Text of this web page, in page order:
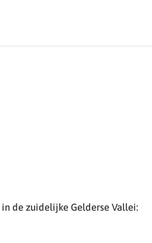
de zuidelijke Gelderse Vallei: